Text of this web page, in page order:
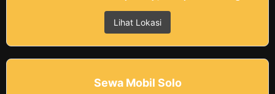
Lihat Lokasi
Sewa Mobil Solo